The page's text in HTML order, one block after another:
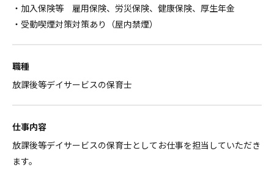
・加入保険等 雇用保険、労災保険、健康保険、厚生年金
・受動喫煙対策対策あり（屋内禁煙）
職種
放課後等デイサービスの保育士
仕事内容
放課後等デイサービスの保育士としてお仕事を担当していただき
ます。